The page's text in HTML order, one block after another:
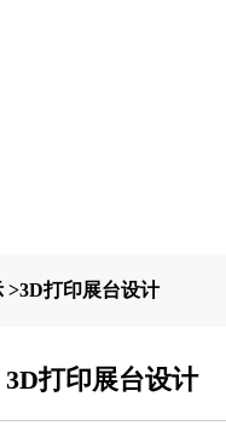
>3D打印展台设计
3D打印展台设计